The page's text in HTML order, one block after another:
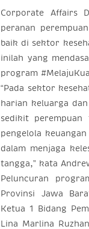
Corporate Affairs
peranan
baik di sektor
inilah yang
program
“Pada sektor
harian keluarga
sedikit perempuan
pengelola
dalam menjaga
tangga,” kata
Peluncuran
Provinsi Jawa
Ketua 1 Bidang
Lina Marlina